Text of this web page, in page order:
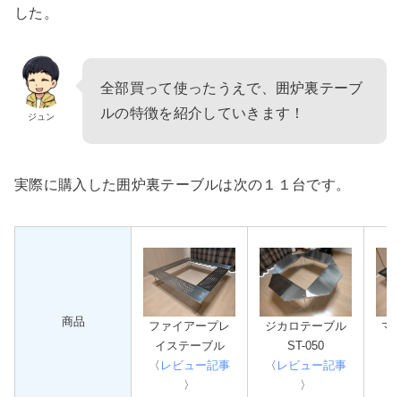
した。
ジュン
全部買って使ったうえで、囲炉裏テーブ
ルの特徴を紹介していきます！
実際に購入した囲炉裏テーブルは次の１１台です。
商品
ファイアープレ
イステーブル
〈 レビュー記事
〉
ジカロテーブル
ST-050
〈 レビュー記事
〉
マ